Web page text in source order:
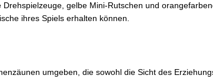
gelbe Mini-Rutschen und
ihres Spiels erhalten können.
umgeben, die sowohl die Sicht des